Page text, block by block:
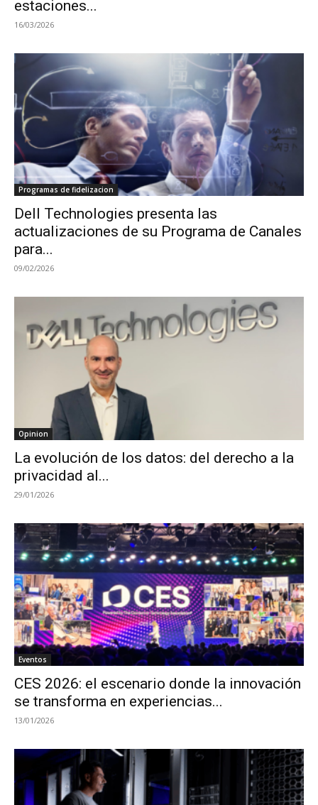
estaciones...
16/03/2026
Programas de fidelizacion
Dell Technologies presenta las
actualizaciones de su Programa de Canales
para...
09/02/2026
Opinion
La evolución de los datos: del derecho a la
privacidad al...
29/01/2026
Eventos
CES 2026: el escenario donde la innovación
se transforma en experiencias...
13/01/2026